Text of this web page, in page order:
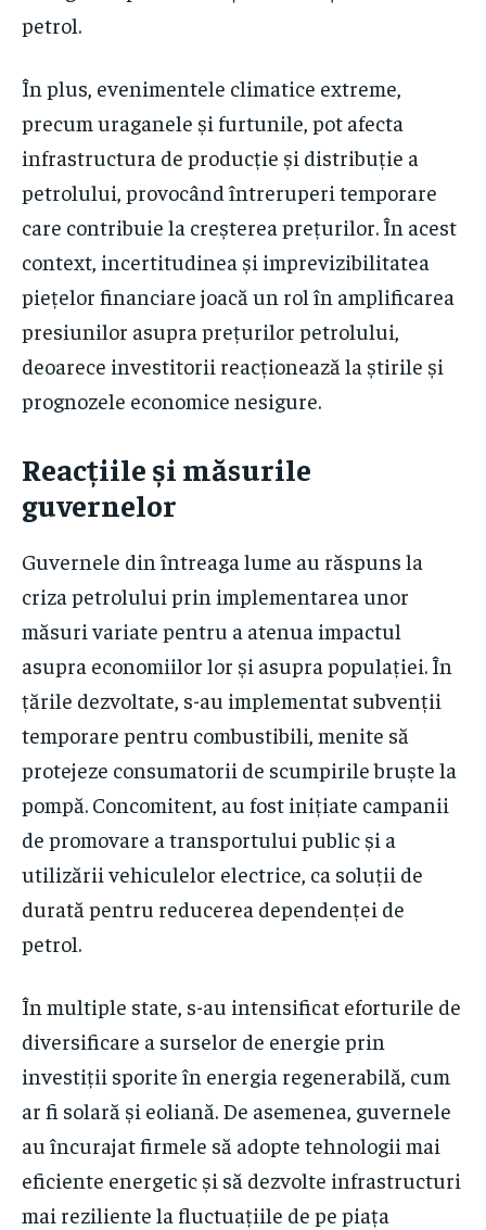
petrol.
În plus, evenimentele climatice extreme,
precum uraganele și furtunile, pot afecta
infrastructura de producție și distribuție a
petrolului, provocând întreruperi temporare
care contribuie la creșterea prețurilor. În acest
context, incertitudinea și imprevizibilitatea
piețelor financiare joacă un rol în amplificarea
presiunilor asupra prețurilor petrolului,
deoarece investitorii reacționează la știrile și
prognozele economice nesigure.
Reacțiile și măsurile
guvernelor
Guvernele din întreaga lume au răspuns la
criza petrolului prin implementarea unor
măsuri variate pentru a atenua impactul
asupra economiilor lor și asupra populației. În
țările dezvoltate, s-au implementat subvenții
temporare pentru combustibili, menite să
protejeze consumatorii de scumpirile bruște la
pompă. Concomitent, au fost inițiate campanii
de promovare a transportului public și a
utilizării vehiculelor electrice, ca soluții de
durată pentru reducerea dependenței de
petrol.
În multiple state, s-au intensificat eforturile de
diversificare a surselor de energie prin
investiții sporite în energia regenerabilă, cum
ar fi solară și eoliană. De asemenea, guvernele
au încurajat firmele să adopte tehnologii mai
eficiente energetic și să dezvolte infrastructuri
mai reziliente la fluctuațiile de pe piața